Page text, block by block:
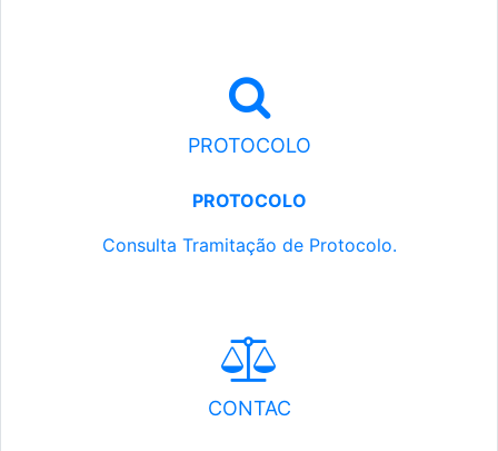
PROTOCOLO
PROTOCOLO
Consulta Tramitação de Protocolo.
CONTAC